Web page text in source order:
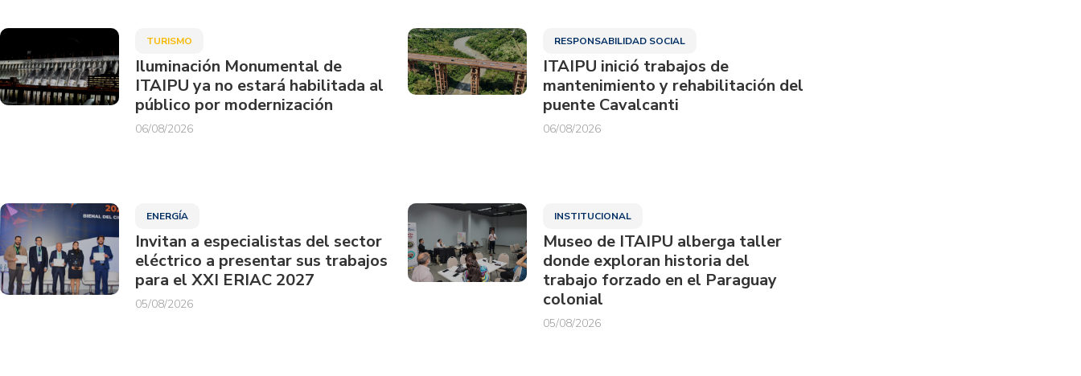
TURISMO
Iluminación Monumental de
ITAIPU ya no estará habilitada al
público por modernización
06/08/2026
RESPONSABILIDAD SOCIAL
ITAIPU inició trabajos de
mantenimiento y rehabilitación del
puente Cavalcanti
06/08/2026
ENERGÍA
Invitan a especialistas del sector
eléctrico a presentar sus trabajos
para el XXI ERIAC 2027
05/08/2026
INSTITUCIONAL
Museo de ITAIPU alberga taller
donde exploran historia del
trabajo forzado en el Paraguay
colonial
05/08/2026